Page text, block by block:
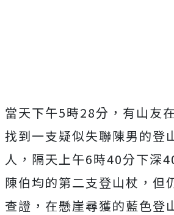
當天下午5時28分，有山友
找到一支疑似失聯陳男的登
人，隔天上午6時40分下深
陳伯均的第二支登山杖，但
查證，在懸崖尋獲的藍色登